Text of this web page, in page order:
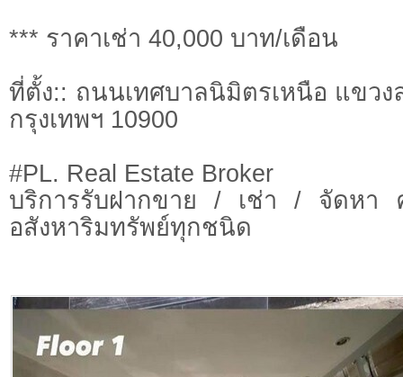
*** ราคาเช่า 40,000 บาท/เดือน
ที่ตั้ง:: ถนนเทศบาลนิมิตรเหนือ แขวง
กรุงเทพฯ 10900
#PL. Real Estate Broker
บริการรับฝากขาย / เช่า / จัดห
อสังหาริมทรัพย์ทุกชนิด